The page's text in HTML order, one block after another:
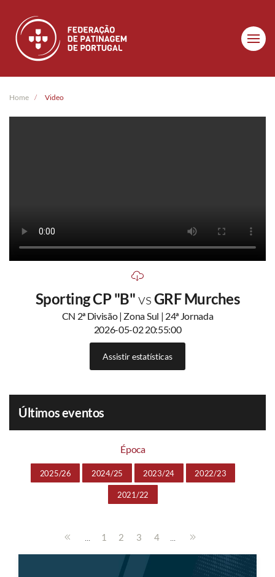
Skip to main content
Home Video
Sporting CP "B"vsGRF Murches
CN 2ª Divisão | Zona Sul | 24ª Jornada
2026-05-02 20:55:00
Assistir estatísticas
Últimos eventos
Época
2025/26 2024/25 2023/24 2022/23
2021/22
... 1 2 3 4 ...